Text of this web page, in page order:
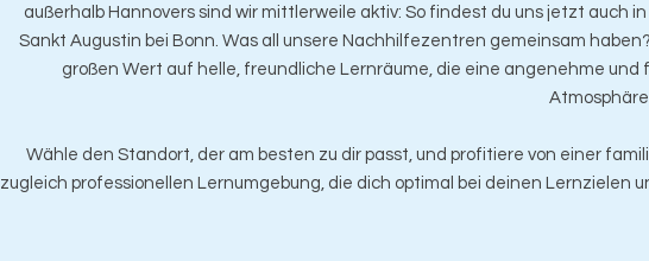
außerhalb Hannovers sind wir mittlerweile aktiv: So findest du uns jetzt auch in
Sankt Augustin bei Bonn. Was all unsere Nachhilfezentren gemeinsam
großen Wert auf helle, freundliche Lernräume, die eine angenehme und
Wähle den Standort, der am besten zu dir passt, und profitiere von einer
zugleich professionellen Lernumgebung, die dich optimal bei deinen Lernzielen